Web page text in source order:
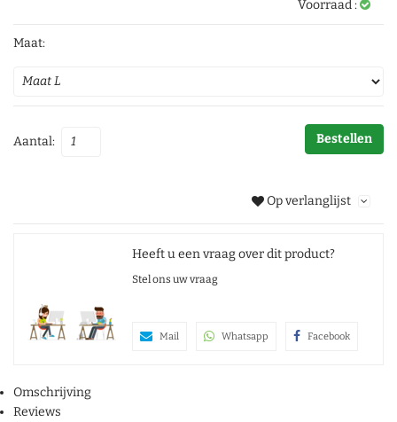
Voorraad :
Maat:
Aantal: Bestellen
Op verlanglijst
Heeft u een vraag over dit product?
Stel ons uw vraag
Mail Whatsapp Facebook
Omschrijving
Reviews